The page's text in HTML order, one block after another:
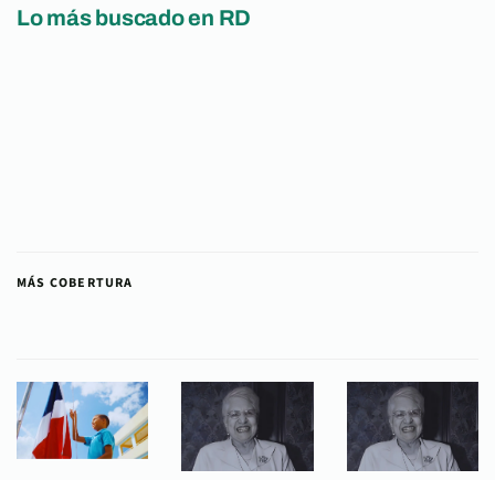
Lo más buscado en RD
MÁS COBERTURA